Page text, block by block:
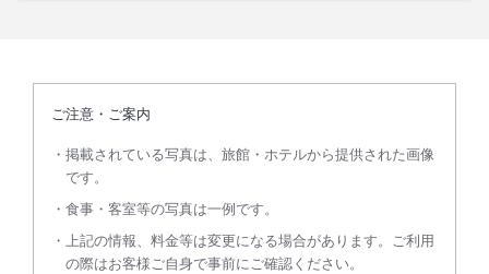
ご注意・ご案内
掲載されている写真は、旅館・ホテルから提供された画像
です。
食事・客室等の写真は一例です。
上記の情報、料金等は変更になる場合があります。ご利用
の際はお客様ご自身で事前にご確認ください。